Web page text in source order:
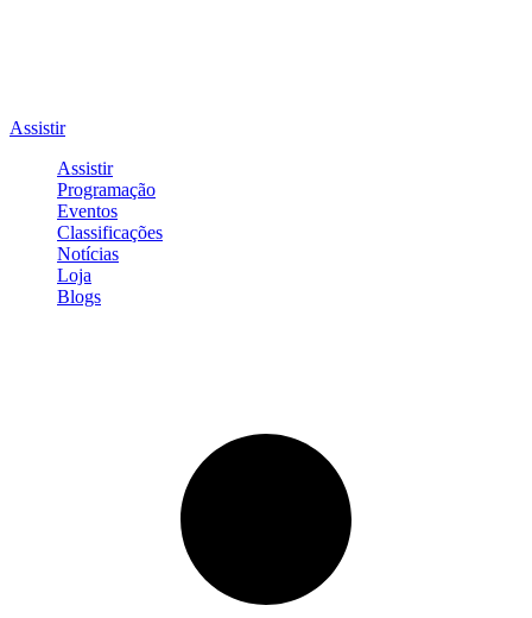
Assistir
Assistir
Programação
Eventos
Classificações
Notícias
Loja
Blogs